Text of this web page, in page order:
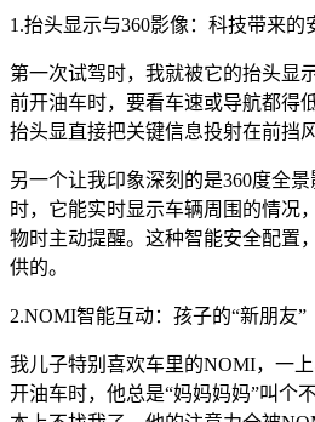
1.抬头显示与360影像：科技带来的
第一次试驾时，我就被它的抬头显
前开油车时，要看车速或导航都得
抬头显直接把关键信息投射在前挡
另一个让我印象深刻的是360度全
时，它能实时显示车辆周围的情况
物时主动提醒。这种智能安全配置
供的。
2.NOMI智能互动：孩子的“新朋友”
我儿子特别喜欢车里的NOMI，一
开油车时，他总是“妈妈妈妈”叫个